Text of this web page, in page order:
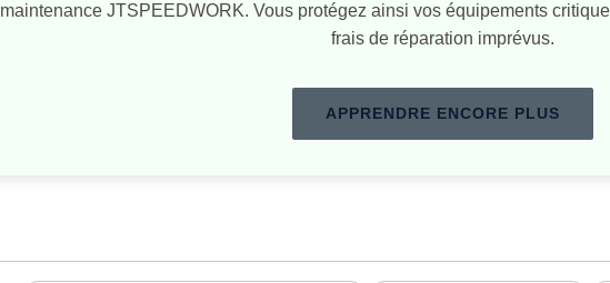
maintenance JTSPEEDWORK. Vous protégez ainsi vos équipements
frais de réparation imprévus.
APPRENDRE ENCORE PLUS